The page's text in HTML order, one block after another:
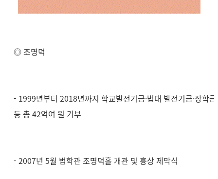
◎ 조명덕
- 1999년부터 2018년까지 학교발전기금·법대 발전기금·장학금
등 총 42억여 원 기부
- 2007년 5월 법학관 조명덕홀 개관 및 흉상 제막식